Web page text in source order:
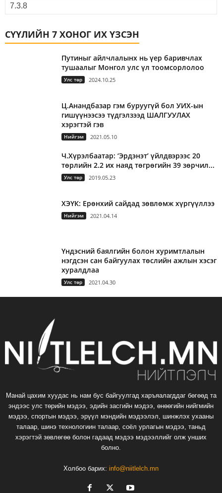
СҮҮЛИЙН 7 ХОНОГ ИХ ҮЗСЭН
Путиныг айлчлалынх нь үер баривчлах
тушаалыг Монгол улс үл тоомсорлолоо
Улс төр 2024.10.25
Ц.Анандбазар гэм буруугүй бол УИХ-ын
гишүүнээсээ түдгэлзээд ШАЛГУУЛАХ
хэрэгтэй гэв
Нийгэм 2021.05.10
Ч.Хүрэлбаатар: ‘Эрдэнэт’ үйлдвэрээс 20
төрлийн 2.2 их наяд төгрөгийн 39 зөрчил...
Улс төр 2019.05.23
ХЭҮК: Ерөнхий сайдад зөвлөмж хүргүүллээ
Нийгэм 2021.04.14
Үндэсний баялгийн болон хуримтлалын
нэгдсэн сан байгуулах төслийн ажлын хэсэг
хуралдлаа
Улс төр 2021.04.30
Манай цахим хуудас нь нам бус байгуулгад харъяалагддаг бөгөөд та
эндээс улс төрийн мэдээ, эдийн засгийн мэдээ, өнөөгийн нийгмийн
мэдээ, спортын мэдээ, эрүүл мэндийн мэдээлэл, шинжлэх ухааны
талаар, шинэ технологиин талаар, соёл урлагын мэдээ, таньд
хэрэгтэй зөвлөгөө болон гадаад мэдээ мэдээллийг олж унших
болно.
Холбоо барих: info@niitlelch.mn